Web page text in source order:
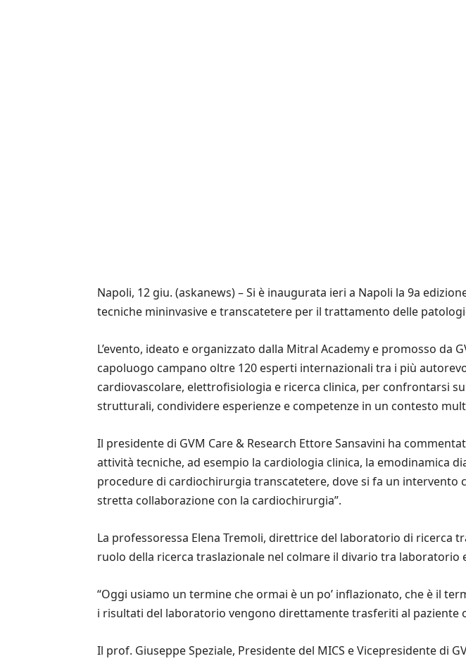
Napoli, 12 giu. (askanews) – Si è inaugurata ieri a Napoli la 9a
tecniche mininvasive e transcatetere per il trattamento delle
L’evento, ideato e organizzato dalla Mitral Academy e promosso da
capoluogo campano oltre 120 esperti internazionali tra i più
cardiovascolare, elettrofisiologia e ricerca clinica, per confrontarsi
strutturali, condividere esperienze e competenze in un contesto
Il presidente di GVM Care & Research Ettore Sansavini ha
attività tecniche, ad esempio la cardiologia clinica, la emodinamica
procedure di cardiochirurgia transcatetere, dove si fa un
stretta collaborazione con la cardiochirurgia”.
La professoressa Elena Tremoli, direttrice del laboratorio di ricerca
ruolo della ricerca traslazionale nel colmare il divario tra
“Oggi usiamo un termine che ormai è un po’ inflazionato, che è il
i risultati del laboratorio vengono direttamente trasferiti al paziente
Il prof. Giuseppe Speziale, Presidente del MICS e Vicepresidente di